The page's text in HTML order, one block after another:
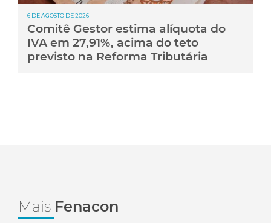
6 DE AGOSTO DE 2026
Comitê Gestor estima alíquota do
IVA em 27,91%, acima do teto
previsto na Reforma Tributária
Mais Fenacon